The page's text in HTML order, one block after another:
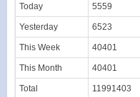
Today 5559
Yesterday 6523
This Week 40401
This Month 40401
Total 11991403